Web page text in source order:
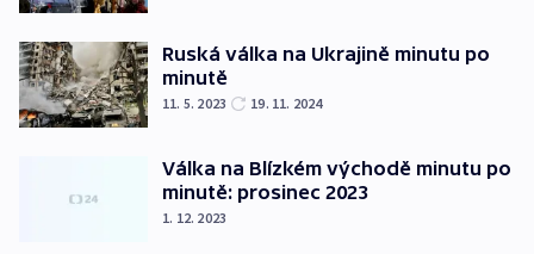
Ruská válka na Ukrajině minutu po
minutě
11. 5. 2023 19. 11. 2024
Válka na Blízkém východě minutu po
minutě: prosinec 2023
1. 12. 2023